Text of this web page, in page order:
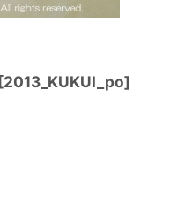
[2013_KUKUI_po]